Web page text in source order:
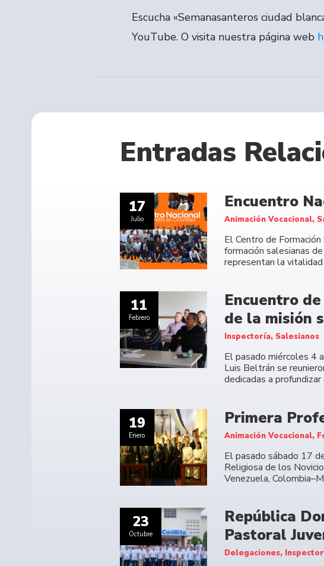
Escucha «Semanasanteros ciudad
YouTube. O visita nuestra página web
Entradas
17
Julio
Encuentro
Animación Vocacional,
El Centro de
formación salesianas
representan la
11
Febrero
Encuentro
de la misión
Inspectoría, Salesianos
El pasado miércoles 4
Luis Beltrán se
dedicadas a
19
Enero
Primera
Animación Vocacional,
El pasado sábado 17
Religiosa de los
Venezuela,
23
Octubre
República
Pastoral
Delegaciones,